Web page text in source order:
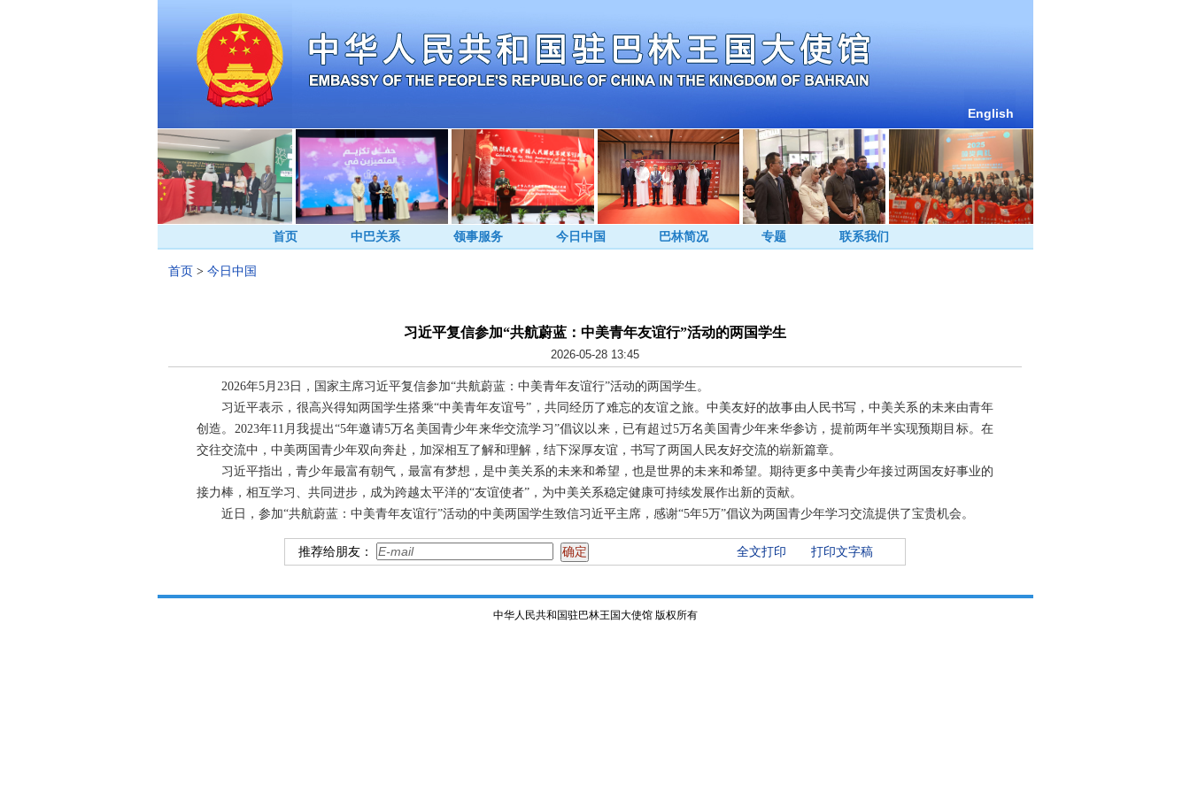
English
首页 中巴关系 领事服务 今日中国 巴林简况 专题 联系我们
首页 > 今日中国
习近平复信参加“共航蔚蓝：中美青年友谊行”活动的两国学生
2026-05-28 13:45
2026年5月23日，国家主席习近平复信参加“共航蔚蓝：中美青年友谊行”活动的两国学生。
习近平表示，很高兴得知两国学生搭乘“中美青年友谊号”，共同经历了难忘的友谊之旅。中美友好的故事由人民书写，中美关系的未来由青年
创造。2023年11月我提出“5年邀请5万名美国青少年来华交流学习”倡议以来，已有超过5万名美国青少年来华参访，提前两年半实现预期目标。在
交往交流中，中美两国青少年双向奔赴，加深相互了解和理解，结下深厚友谊，书写了两国人民友好交流的崭新篇章。
习近平指出，青少年最富有朝气，最富有梦想，是中美关系的未来和希望，也是世界的未来和希望。期待更多中美青少年接过两国友好事业的
接力棒，相互学习、共同进步，成为跨越太平洋的“友谊使者”，为中美关系稳定健康可持续发展作出新的贡献。
近日，参加“共航蔚蓝：中美青年友谊行”活动的中美两国学生致信习近平主席，感谢“5年5万”倡议为两国青少年学习交流提供了宝贵机会。
推荐给朋友： 全文打印 打印文字稿
中华人民共和国驻巴林王国大使馆 版权所有